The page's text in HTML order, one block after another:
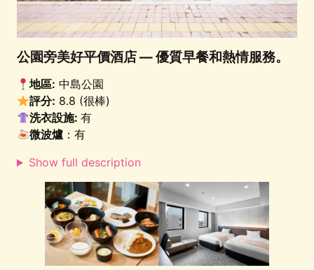
公園旁美好平價酒店 — 優質早餐和熱情服務。
地區: 中島公園
評分: 8.8 (很棒)
洗衣設施: 有
微波爐 ：有
Show full description